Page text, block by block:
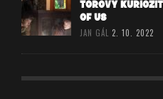
TOROVY
OF US
JAN GÁL 2. 10. 2022